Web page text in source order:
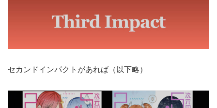
セカンドインパクトがあれば（以下略）